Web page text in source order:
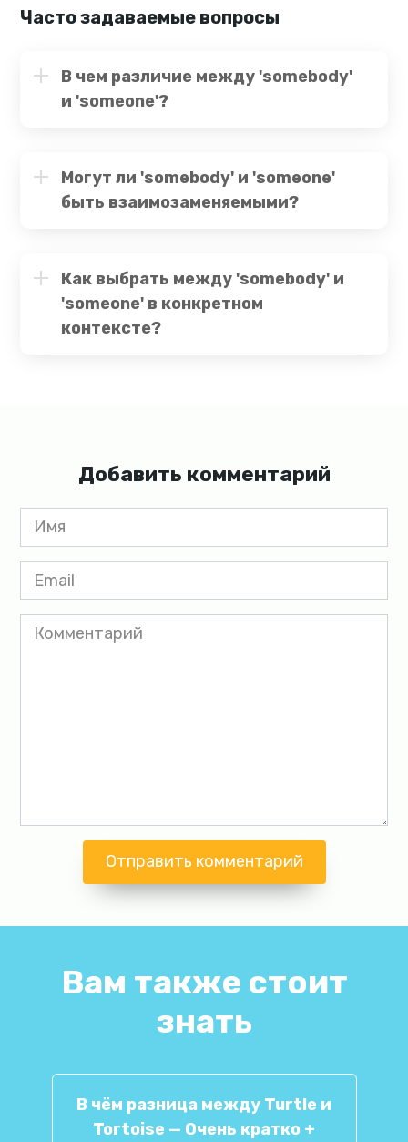
Часто задаваемые вопросы
В чем различие между 'somebody'
и 'someone'?
Могут ли 'somebody' и 'someone'
быть взаимозаменяемыми?
Как выбрать между 'somebody' и
'someone' в конкретном
контексте?
Добавить комментарий
Имя
*
Email
*
Комментарий
Вам также стоит
знать
В чём разница между Turtle и
Tortoise — Очень кратко +